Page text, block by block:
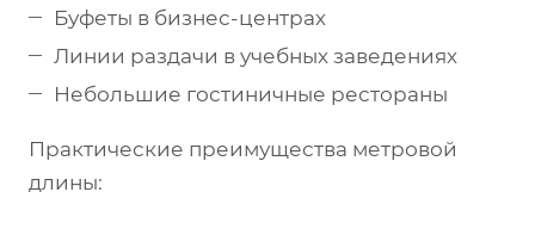
Буфеты в бизнес-центрах
Линии раздачи в учебных заведениях
Небольшие гостиничные рестораны
Практические преимущества метровой
длины: